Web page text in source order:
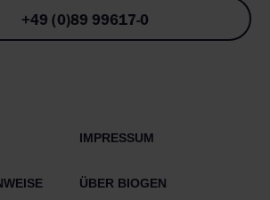
+49 (0)89 99617-0
IMPRESSUM
ÜBER BIOGEN